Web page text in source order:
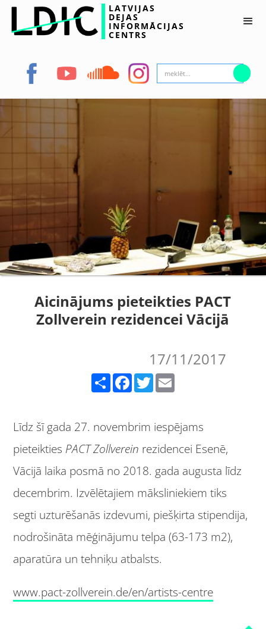
LATVIJAS
DEJAS
INFORMĀCIJAS
CENTRS
Aicinājums pieteikties PACT
Zollverein rezidencei Vācijā
17/11/2017
Facebook Twitter
Līdz šī gada 27. novembrim iespējams
pieteikties PACT Zollverein rezidencei Esenē,
Vācijā laika posmā no 2018. gada augusta līdz
decembrim. Izvēlētajiem māksliniekiem tiks
segti uzturēšanās izdevumi, piešķirta stipendija,
nodrošināta mēģinājumu telpa (63-173 m2),
aparatūra un tehniķu atbalsts.
www.pact-zollverein.de/en/artists-centre